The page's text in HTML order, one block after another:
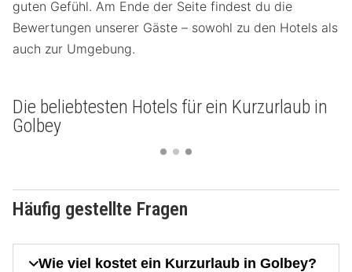
guten Gefühl. Am Ende der Seite findest du die
Bewertungen unserer Gäste – sowohl zu den Hotels als
auch zur Umgebung.
Die beliebtesten Hotels für ein Kurzurlaub in
Golbey
Häufig gestellte Fragen
Wie viel kostet ein Kurzurlaub in Golbey?